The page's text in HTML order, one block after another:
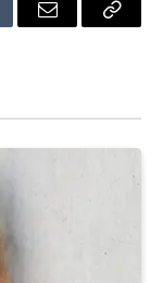
Email
Copy